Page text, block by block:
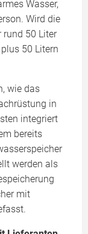
Wasser,
Wird die
rund 50 Liter
50 Litern
wie das
in
integriert
bereits
werden als
mit